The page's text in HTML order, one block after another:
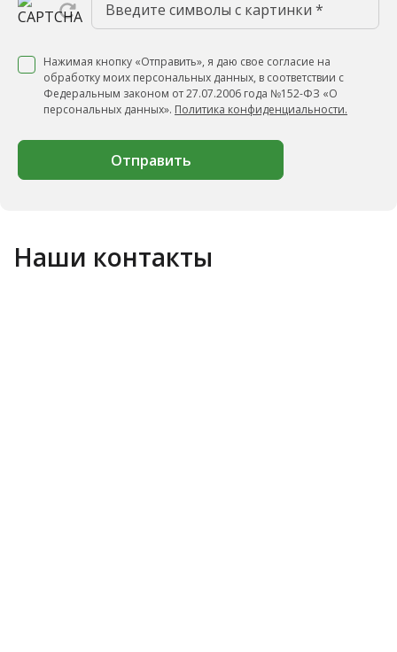
Нажимая кнопку «Отправить», я даю свое согласие на
обработку моих персональных данных, в соответствии с
Федеральным законом от 27.07.2006 года №152-ФЗ «О
персональных данных». Политика конфиденциальности.
Отправить
Наши контакты